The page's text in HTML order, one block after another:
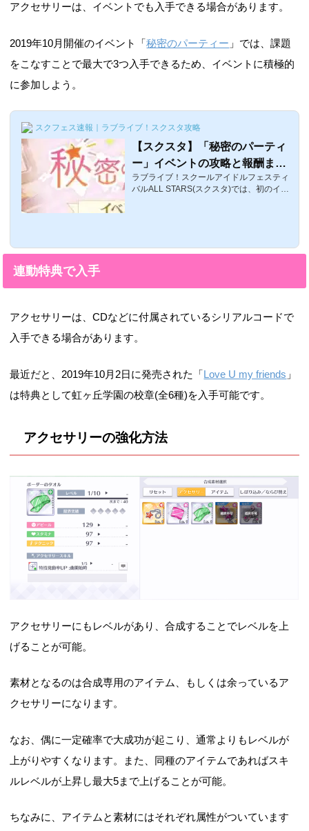
アクセサリーは、イベントでも入手できる場合があります。
2019年10月開催のイベント「秘密のパーティー 」では、課題
をこなすことで最大で3つ入手できるため、イベントに積極的
に参加しよう。
スクフェス速報｜ラブライブ！スクスタ攻略
【スクスタ】「秘密のパーティ
ー」イベントの攻略と報酬まと
め【ラブライブ！スクフェス】
ラブライブ！スクールアイドルフェスティ
バルALL STARS(スクスタ)では、初のイベ
模様。秘密のパーティー■開催期間:2019年
の。イベントポイントをたくさん集めて、
連動特典で入手
アクセサリーは、CDなどに付属されているシリアルコードで
入手できる場合があります。
最近だと、2019年10月2日に発売された「Love U my friends 」
は特典として虹ヶ丘学園の校章(全6種)を入手可能です。
アクセサリーの強化方法
アクセサリーにもレベルがあり、合成することでレベルを上
げることが可能。
素材となるのは合成専用のアイテム、もしくは余っているア
クセサリーになります。
なお、偶に一定確率で大成功が起こり、通常よりもレベルが
上がりやすくなります。また、同種のアイテムであればスキ
ルレベルが上昇し最大5まで上げることが可能。
ちなみに、アイテムと素材にはそれぞれ属性がついています